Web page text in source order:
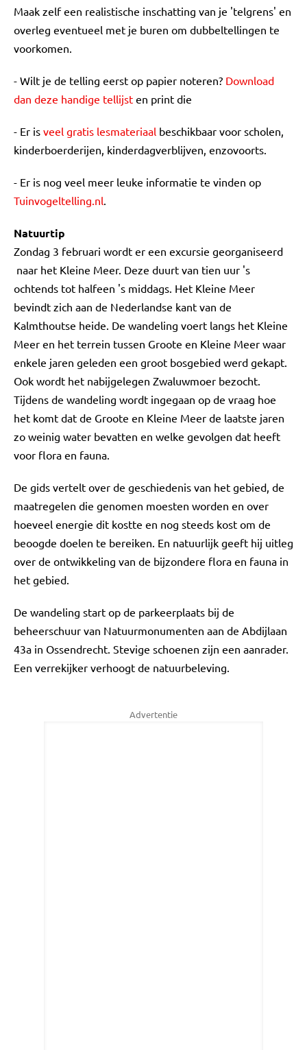
Maak zelf een realistische inschatting van je 'telgrens' en
overleg eventueel met je buren om dubbeltellingen te
voorkomen.
- Wilt je de telling eerst op papier noteren? Download
dan deze handige tellijst en print die
- Er is veel gratis lesmateriaal beschikbaar voor scholen,
kinderboerderijen, kinderdagverblijven, enzovoorts.
- Er is nog veel meer leuke informatie te vinden op
Tuinvogeltelling.nl
Natuurtip
Zondag 3 februari wordt er een excursie georganiseerd
naar het Kleine Meer. Deze duurt van tien uur 's
ochtends tot halfeen 's middags. Het Kleine Meer
bevindt zich aan de Nederlandse kant van de
Kalmthoutse heide. De wandeling voert langs het Kleine
Meer en het terrein tussen Groote en Kleine Meer waar
enkele jaren geleden een groot bosgebied werd gekapt.
Ook wordt het nabijgelegen Zwaluwmoer bezocht.
Tijdens de wandeling wordt ingegaan op de vraag hoe
het komt dat de Groote en Kleine Meer de laatste jaren
zo weinig water bevatten en welke gevolgen dat heeft
voor flora en fauna.
De gids vertelt over de geschiedenis van het gebied, de
maatregelen die genomen moesten worden en over
hoeveel energie dit kostte en nog steeds kost om de
beoogde doelen te bereiken. En natuurlijk geeft hij uitleg
over de ontwikkeling van de bijzondere flora en fauna in
het gebied.
De wandeling start op de parkeerplaats bij de
beheerschuur van Natuurmonumenten aan de Abdijlaan
43a in Ossendrecht. Stevige schoenen zijn een aanrader.
Een verrekijker verhoogt de natuurbeleving.
Advertentie